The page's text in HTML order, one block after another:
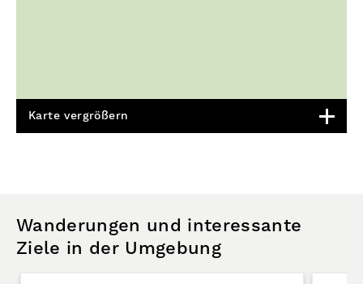
Karte vergrößern
Wanderungen und interessante
Ziele in der Umgebung